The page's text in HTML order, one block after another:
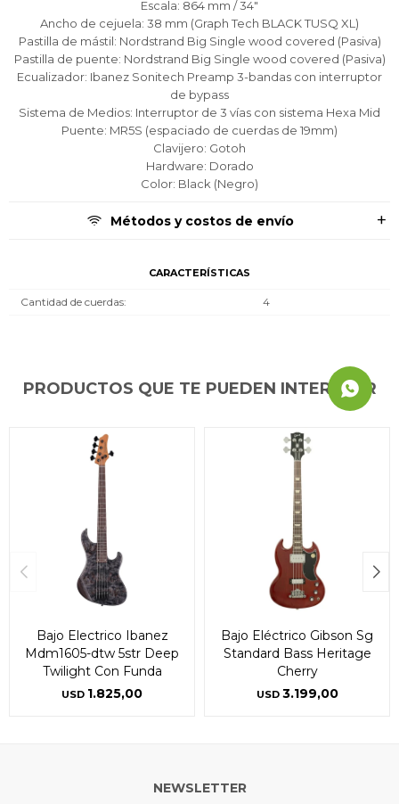
Escala: 864 mm / 34"
Ancho de cejuela: 38 mm (Graph Tech BLACK TUSQ XL)
Pastilla de mástil: Nordstrand Big Single wood covered (Pasiva)
Pastilla de puente: Nordstrand Big Single wood covered (Pasiva)
Ecualizador: Ibanez Sonitech Preamp 3-bandas con interruptor
de bypass
Sistema de Medios: Interruptor de 3 vías con sistema Hexa Mid
Puente: MR5S (espaciado de cuerdas de 19mm)
Clavijero: Gotoh
Hardware: Dorado
Color: Black (Negro)
Métodos y costos de envío
CARACTERÍSTICAS
Cantidad de cuerdas 4
PRODUCTOS QUE TE PUEDEN INTERESAR
Bajo Electrico Ibanez
Mdm1605-dtw 5str Deep
Twilight Con Funda
USD 1.825,00
Bajo Eléctrico Gibson Sg
Standard Bass Heritage
Cherry
USD 3.199,00
Continuar
NEWSLETTER
Continuar
Continuar